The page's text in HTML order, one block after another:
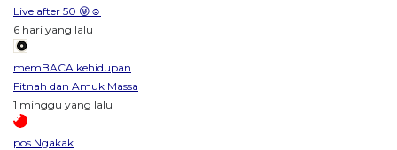
Live after 50 😜☺️
6 hari yang lalu
memBACA kehidupan
Fitnah dan Amuk Massa
1 minggu yang lalu
pos Ngakak